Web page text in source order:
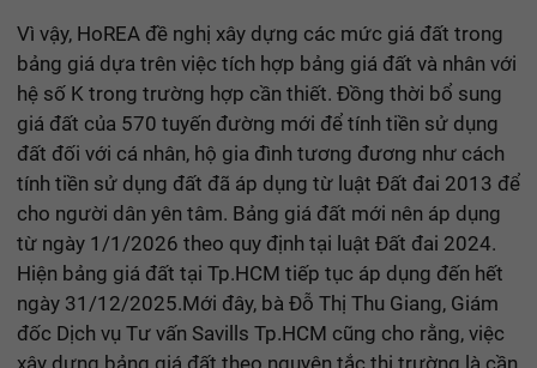
Vì vậy, HoREA đề nghị xây dựng các mức giá đất trong
bảng giá dựa trên việc tích hợp bảng giá đất và nhân với
hệ số K trong trường hợp cần thiết. Đồng thời bổ sung
giá đất của 570 tuyến đường mới để tính tiền sử dụng
đất đối với cá nhân, hộ gia đình tương đương như cách
tính tiền sử dụng đất đã áp dụng từ luật Đất đai 2013 để
cho người dân yên tâm. Bảng giá đất mới nên áp dụng
từ ngày 1/1/2026 theo quy định tại luật Đất đai 2024.
Hiện bảng giá đất tại Tp.HCM tiếp tục áp dụng đến hết
ngày 31/12/2025.Mới đây, bà Đỗ Thị Thu Giang, Giám
đốc Dịch vụ Tư vấn Savills Tp.HCM cũng cho rằng, việc